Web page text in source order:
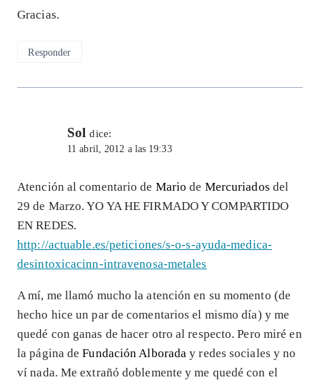
Gracias.
Responder
Sol dice:
11 abril, 2012 a las 19:33
Atención al comentario de Mariode Mercuriados del
29 de Marzo. YO YA HE FIRMADO Y COMPARTIDO
EN REDES.
http://actuable.es/peticiones/s-o-s-ayuda-medica-
desintoxicacinn-intravenosa-metales
A mí, me llamó mucho la atención en su momento (de
hecho hice un par de comentarios el mismo día) y me
quedé con ganas de hacer otro al respecto. Pero miré en
la página deFundación Alborada y redes sociales y no
ví nada. Me extrañó doblemente y me quedé con el